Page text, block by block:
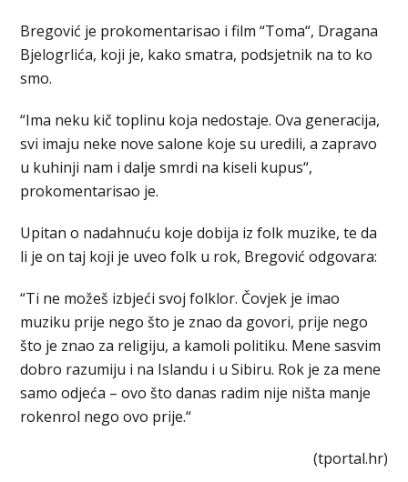
Bregović je prokomentarisao i film “Toma“, Dragana
Bjelogrlića, koji je, kako smatra, podsjetnik na to ko
smo.
“Ima neku kič toplinu koja nedostaje. Ova generacija,
svi imaju neke nove salone koje su uredili, a zapravo
u kuhinji nam i dalje smrdi na kiseli kupus“,
prokomentarisao je.
Upitan o nadahnuću koje dobija iz folk muzike, te da
li je on taj koji je uveo folk u rok, Bregović odgovara:
“Ti ne možeš izbjeći svoj folklor. Čovjek je imao
muziku prije nego što je znao da govori, prije nego
što je znao za religiju, a kamoli politiku. Mene sasvim
dobro razumiju i na Islandu i u Sibiru. Rok je za mene
samo odjeća – ovo što danas radim nije ništa manje
rokenrol nego ovo prije.“
(tportal.hr)